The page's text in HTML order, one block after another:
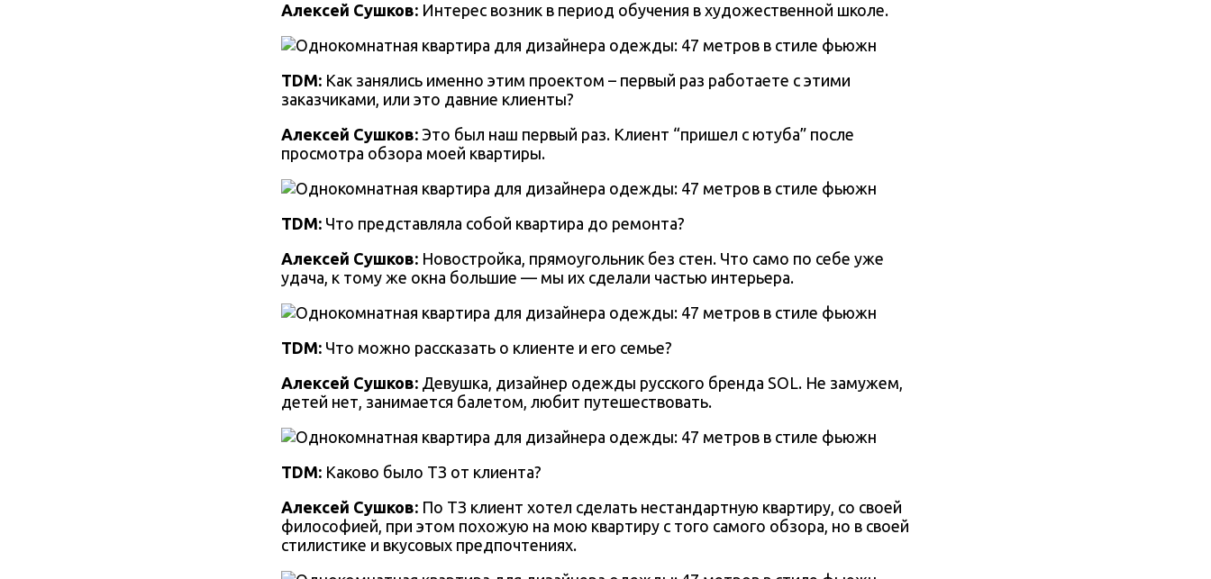
Алексей Сушков: Интерес возник в период обучения в художественной школе.
TDM: Как занялись именно этим проектом – первый раз работаете с этими
заказчиками, или это давние клиенты?
Алексей Сушков: Это был наш первый раз. Клиент “пришел с ютуба” после
просмотра обзора моей квартиры.
TDM: Что представляла собой квартира до ремонта?
Алексей Сушков: Новостройка, прямоугольник без стен. Что само по себе уже
удача, к тому же окна большие — мы их сделали частью интерьера.
TDM: Что можно рассказать о клиенте и его семье?
Алексей Сушков: Девушка, дизайнер одежды русского бренда SOL. Не замужем,
детей нет, занимается балетом, любит путешествовать.
TDM: Каково было ТЗ от клиента?
Алексей Сушков: По ТЗ клиент хотел сделать нестандартную квартиру, со своей
философией, при этом похожую на мою квартиру с того самого обзора, но в своей
стилистике и вкусовых предпочтениях.